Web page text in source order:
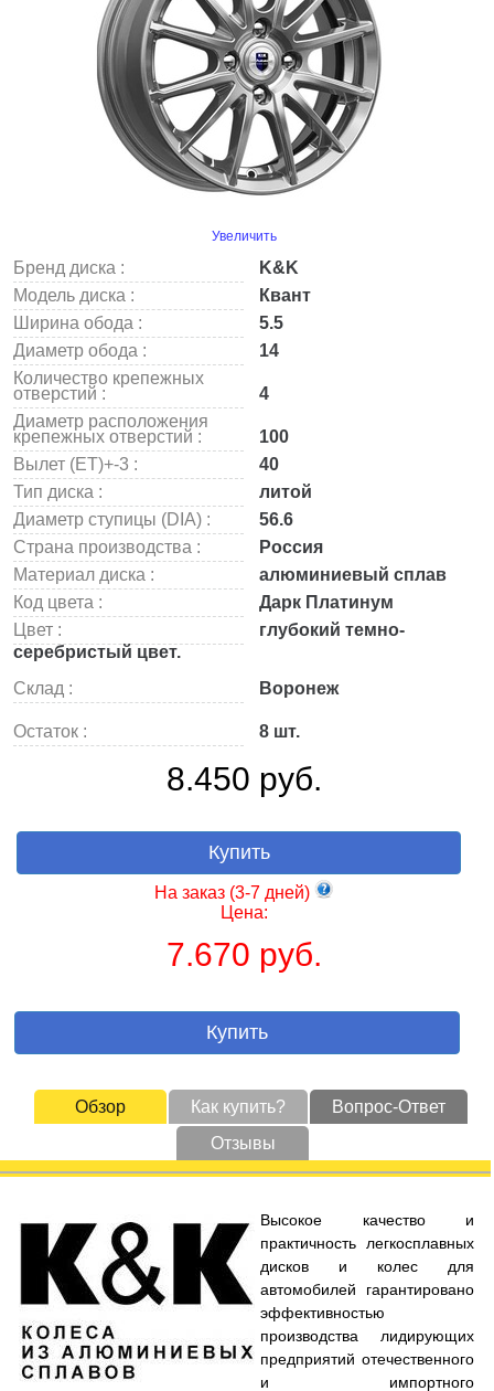
Увеличить
Бренд диска :
K&K
Модель диска :
Квант
Ширина обода :
5.5
Диаметр обода :
14
Количество крепежных
отверстий :
4
Диаметр расположения
крепежных отверстий :
100
Вылет (ET)+-3 :
40
Тип диска :
литой
Диаметр ступицы (DIA) :
56.6
Страна производства :
Россия
Материал диска :
алюминиевый сплав
Код цвета :
Дарк Платинум
Цвет :
глубокий темно-
серебристый цвет.
Склад :
Воронеж
Остаток : 8 шт.
8.450 руб.
Купить
На заказ (3-7 дней)
Цена:
7.670 руб.
Купить
Обзор Как купить?
Вопрос-Ответ
Отзывы
Высокое качество и
практичность легкосплавных
дисков и колес для
автомобилей гарантировано
эффективностью
производства лидирующих
предприятий отечественного
и импортного